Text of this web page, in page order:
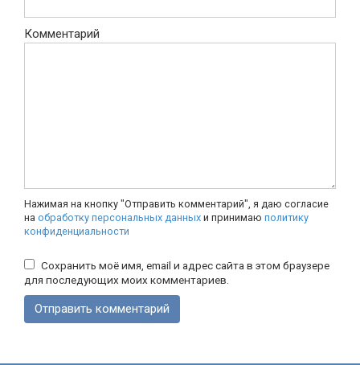
Комментарий
Нажимая на кнопку "Отправить комментарий", я даю согласие
на обработку персональных данных и принимаю политику
конфиденциальности
Сохранить моё имя, email и адрес сайта в этом браузере
для последующих моих комментариев.